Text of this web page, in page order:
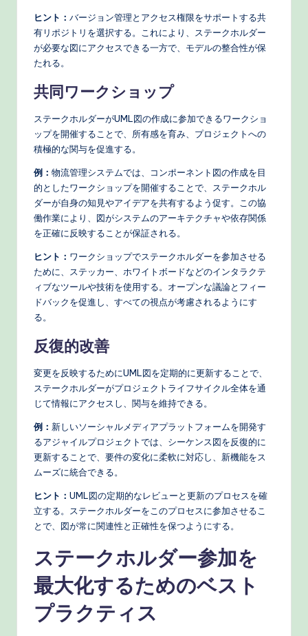
ヒント： バージョン管理とアクセス権限をサポートする共
有リポジトリを選択する。これにより、ステークホルダー
が必要な図にアクセスできる一方で、モデルの整合性が保
たれる。
共同ワークショップ
ステークホルダーがUML図の作成に参加できるワークショ
ップを開催することで、所有感を育み、プロジェクトへの
積極的な関与を促進する。
例： 物流管理システムでは、コンポーネント図の作成を目
的としたワークショップを開催することで、ステークホル
ダーが自身の知見やアイデアを共有するよう促す。この協
働作業により、図がシステムのアーキテクチャや依存関係
を正確に反映することが保証される。
ヒント： ワークショップでステークホルダーを参加させる
ために、ステッカー、ホワイトボードなどのインタラクテ
ィブなツールや技術を使用する。オープンな議論とフィー
ドバックを促進し、すべての視点が考慮されるようにす
る。
反復的改善
変更を反映するためにUML図を定期的に更新することで、
ステークホルダーがプロジェクトライフサイクル全体を通
じて情報にアクセスし、関与を維持できる。
例： 新しいソーシャルメディアプラットフォームを開発す
るアジャイルプロジェクトでは、シーケンス図を反復的に
更新することで、要件の変化に柔軟に対応し、新機能をス
ムーズに統合できる。
ヒント： UML図の定期的なレビューと更新のプロセスを確
立する。ステークホルダーをこのプロセスに参加させるこ
とで、図が常に関連性と正確性を保つようにする。
ステークホルダー参加を
最大化するためのベスト
プラクティス